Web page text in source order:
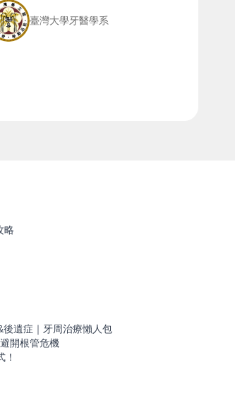
臺灣大學牙醫學系
略
遺症｜牙周治療懶人包
開根管危機